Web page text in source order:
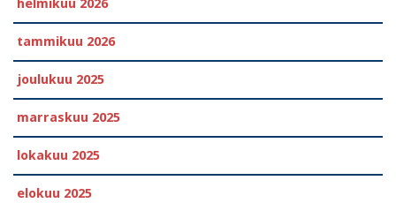
helmikuu 2026
tammikuu 2026
joulukuu 2025
marraskuu 2025
lokakuu 2025
elokuu 2025